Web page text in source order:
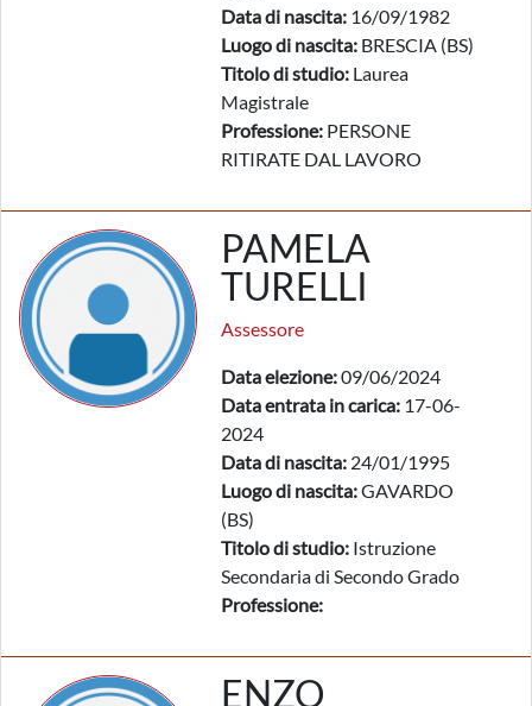
Data di nascita: 16/09/1982
Luogo di nascita: BRESCIA (BS)
Titolo di studio: Laurea
Magistrale
Professione: PERSONE
RITIRATE DAL LAVORO
PAMELA
TURELLI
Assessore
Data elezione:09/06/2024
Data entrata in carica: 17-06-
2024
Data di nascita: 24/01/1995
Luogo di nascita:GAVARDO
(BS)
Titolo di studio: Istruzione
Secondaria di Secondo Grado
Professione:
ENZO